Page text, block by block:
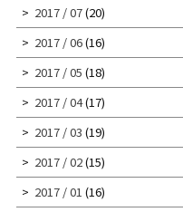
2017 / 07(20)
2017 / 06(16)
2017 / 05 (18)
2017 / 04(17)
2017 / 03 (19)
2017 / 02(15)
2017 / 01 (16)